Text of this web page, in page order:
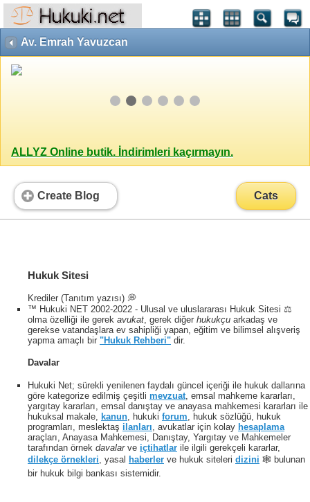
Av. Emrah Yavuzcan
ALLYZ Online butik. İndirimleri kaçırmayın.
Create Blog Cats
Hukuk Sitesi
Krediler (Tanıtım yazısı) 💭
™ Hukuki NET 2002-2022 - Ulusal ve uluslararası Hukuk Sitesi ⚖️
olma özelliği ile gerek avukat, gerek diğer hukukçu arkadaş ve
gerekse vatandaşlara ev sahipliği yapan, eğitim ve bilimsel alışveriş
yapma amaçlı bir "Hukuk Rehberi" dir.
Davalar
Hukuki Net; sürekli yenilenen faydalı güncel içeriği ile hukuk dallarına
göre kategorize edilmiş çeşitli mevzuat , emsal mahkeme kararları,
yargıtay kararları, emsal danıştay ve anayasa mahkemesi kararları ile
hukuksal makale, kanun , hukuki forum , hukuk sözlüğü, hukuk
programları, meslektaş ilanları , avukatlar için kolay hesaplama
araçları, Anayasa Mahkemesi, Danıştay, Yargıtay ve Mahkemeler
tarafından örnek davalarve içtihatlar ile ilgili gerekçeli kararlar,
dilekçe örnekleri , yasal haberler ve hukuk siteleri dizini 🕸 bulunan
bir hukuk bilgi bankası sistemidir.